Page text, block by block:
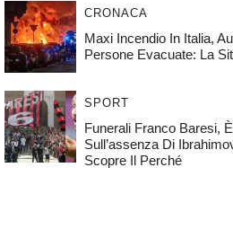
CRONACA
Maxi Incendio In Italia,
Persone Evacuate: La
SPORT
Funerali Franco Baresi,
Sull’assenza Di
Scopre Il Perché